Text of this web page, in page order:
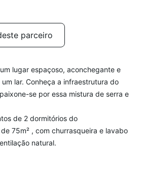
parceiro
lugar espaçoso, aconchegante e
lar. Conheça a infraestrutura do
se por essa mistura de serra e
de 2 dormitórios do
75m² , com churrasqueira e lavabo
natural.